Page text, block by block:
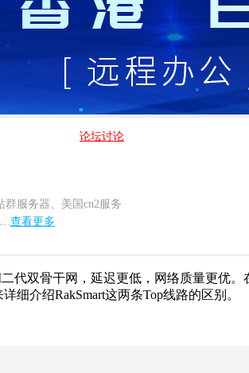
论坛讨论
群服务器、美国cn2服务
查看更多
代双骨干网，延迟更低，网络质量更优
介绍RakSmart这两条Top线路的区别。